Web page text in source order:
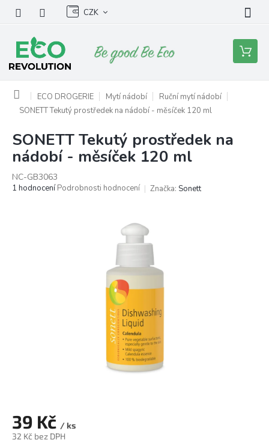
obsah
CZK
Nákupní
košík
Domů ECO DROGERIE Mytí nádobí
Ruční mytí nádobí
SONETT Tekutý prostředek na nádobí - měsíček 120 ml
SONETT Tekutý prostředek na
nádobí - měsíček 120 ml
NC-GB3063
Průměrné
1 hodnocení Podrobnosti hodnocení Značka: Sonett
39 Kč / ks
32 Kč bez DPH